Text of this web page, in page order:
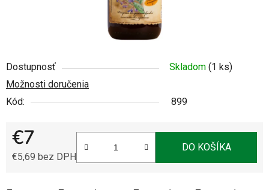
Dostupnosť Skladom (1 ks)
Možnosti doručenia
Kód:
899
€7
€5,69 bez DPH
DO KOŠÍKA